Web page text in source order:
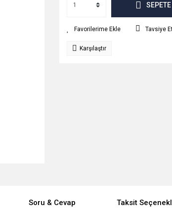
Tavsiye
Karşılaştır
Soru & Cevap Taksit